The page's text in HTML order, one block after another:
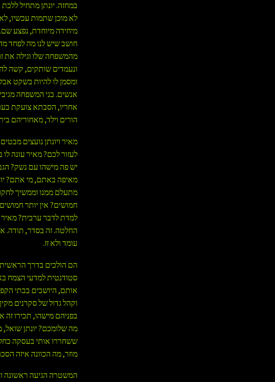
במחזה. יונתן מתחיל
לא מוכן שתמות עכשיו, לא
מיחידה מיוחדת, נפצע
חושב שיש לנו מה לפחד
מהמשפחה שלו וגילה את
ונעמדים שותקים, קשה
ומסמן לו להיות בשקט
אנשים. בני המשפחה
אחריו, הסבתא צועקת
הורים וילד, מאחוריהם
מאיר ויונתן נועצים
לעזור לכם? מאיר עונה
יש פה מישהו עם נשק?
מאיפה באתם, מי אתם?
מתעלם ממנו וממשיך
חמושים? אין יותר
למדת לדבר ערבית? מאיר
החלטה. זה בסדר, תודה.
עומד ולא זז.
הם הולכים בדרך הראשית
סטודנטית למדעי הצמח
אותם, היושבים בבתי
וקהל גדול של סקרנים
בפניהם מישהו, תכירו
מה שלומכם? יונתן
ששחררו אותי בעסקה
מוזר, מה הכוונה איזה
המשטרה הגיעה ראשונה